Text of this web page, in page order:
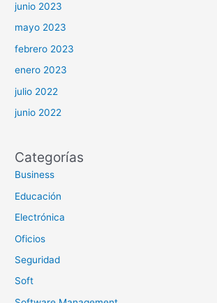
junio 2023
mayo 2023
febrero 2023
enero 2023
julio 2022
junio 2022
Categorías
Business
Educación
Electrónica
Oficios
Seguridad
Soft